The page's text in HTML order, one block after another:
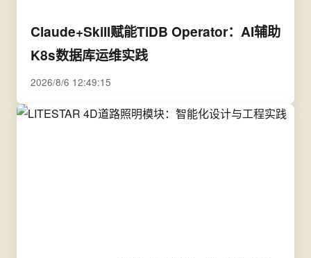
Claude+Skill赋能TiDB Operator：AI辅助
K8s数据库运维实践
2026/8/6 12:49:15